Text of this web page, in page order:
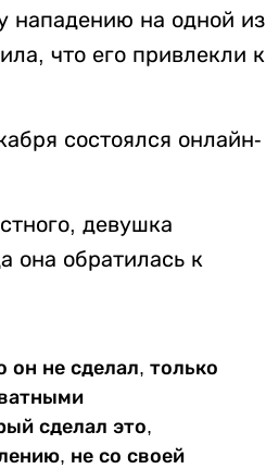
нападению на одной из
что его привлекли к
состоялся онлайн-
девушка
она обратилась к
он не сделал, только
сделал это,
не со своей